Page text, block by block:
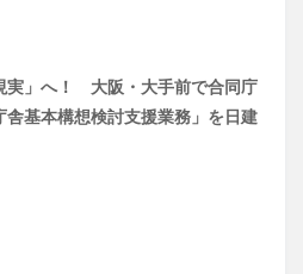
実」へ！ 大阪・大手前で合同庁
基本構想検討支援業務」を日建